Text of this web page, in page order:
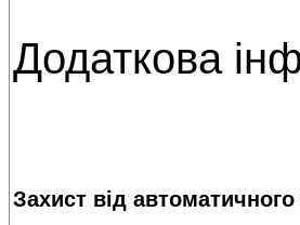
Додаткова
Захист від